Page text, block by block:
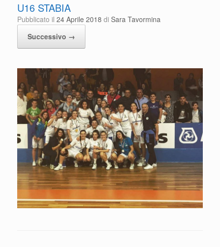
U16 STABIA
Pubblicato il 24 Aprile 2018 di Sara Tavormina
Successivo →